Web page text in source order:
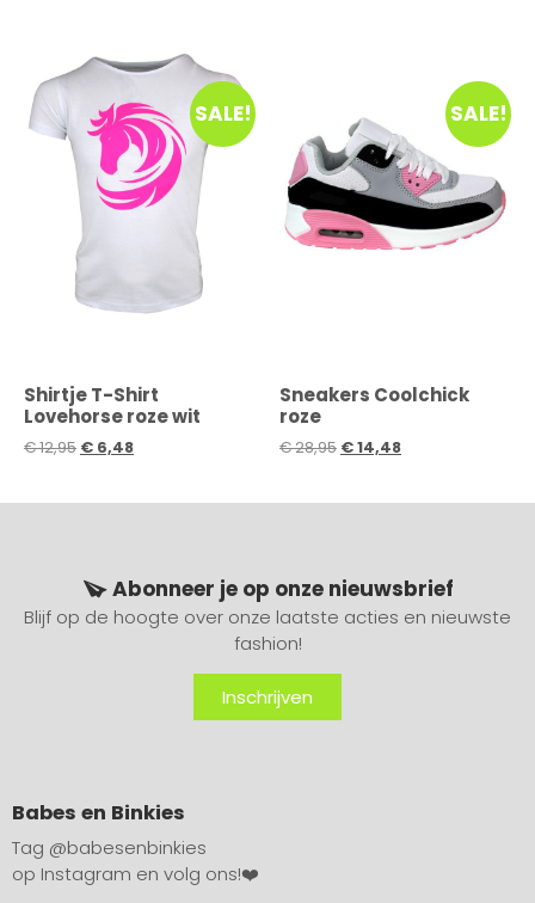
SALE!
Shirtje T-Shirt
Lovehorse roze wit
€12,95 € 6,48
SALE!
Sneakers Coolchick
roze
€28,95 €14,48
Abonneer je op onze nieuwsbrief
Blijf op de hoogte over onze laatste acties en nieuwste
fashion!
Inschrijven
Babes en Binkies
Tag @babesenbinkies
op Instagram en volg ons!❤️